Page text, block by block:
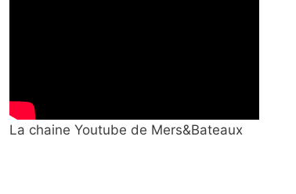
La chaine Youtube de Mers&Bateaux